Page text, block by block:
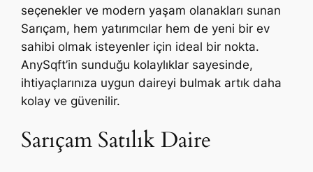
seçenekler ve modern yaşam olanakları sunan
Sarıçam, hem yatırımcılar hem de yeni bir ev
sahibi olmak isteyenler için ideal bir nokta.
AnySqft’in sunduğu kolaylıklar sayesinde,
ihtiyaçlarınıza uygun daireyi bulmak artık daha
kolay ve güvenilir.
Sarıçam Satılık Daire